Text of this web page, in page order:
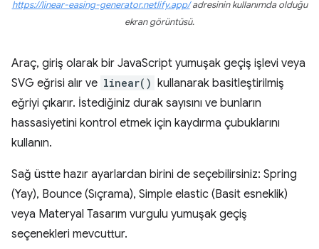
https://linear-easing-generator.netlify.app/adresinin kullanımda olduğu
ekran görüntüsü.
Araç, giriş olarak bir JavaScript yumuşak geçiş işlevi veya
SVG eğrisi alır ve linear() kullanarak basitleştirilmiş
eğriyi çıkarır. İstediğiniz durak sayısını ve bunların
hassasiyetini kontrol etmek için kaydırma çubuklarını
kullanın.
Sağ üstte hazır ayarlardan birini de seçebilirsiniz: Spring
(Yay), Bounce (Sıçrama), Simple elastic (Basit esneklik)
veya Materyal Tasarım vurgulu yumuşak geçiş
seçenekleri mevcuttur.